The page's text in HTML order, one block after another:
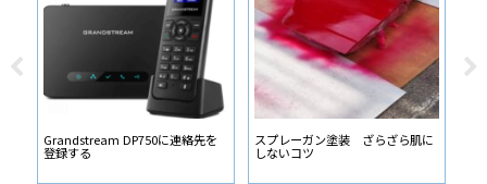
Grandstream DP750に連絡先を
登録する
スプレーガン塗装 ざらざら肌に
しないコツ
ム